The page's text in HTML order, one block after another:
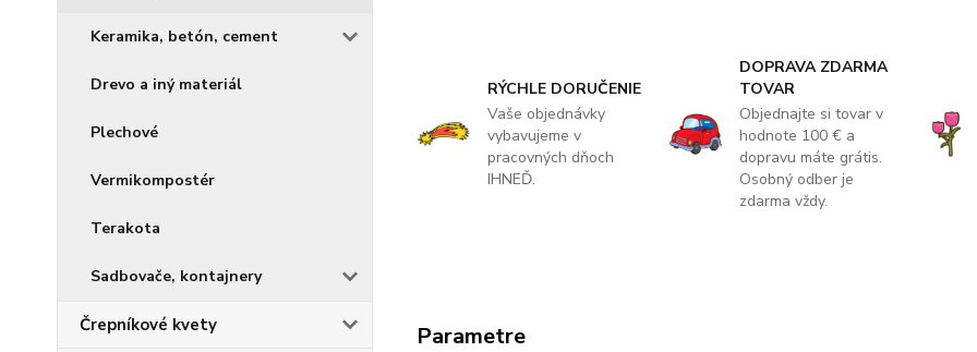
Keramika, betón, cement
Drevo a iný materiál
Plechové
Vermikompostér
Terakota
Sadbovače, kontajnery
Črepníkové kvety
RÝCHLE DORUČENIE
Vaše objednávky
vybavujeme v
pracovných dňoch
IHNEĎ.
DOPRAVA ZDARMA
TOVAR
Objednajte si tovar v
hodnote 100 € a
dopravu máte grátis.
Osobný odber je
zdarma vždy.
Parametre